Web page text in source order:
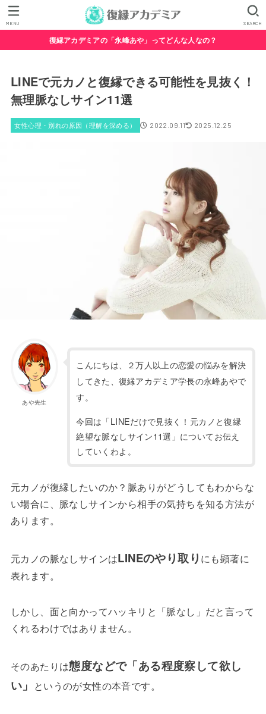
SEARCH
MENU
復縁アカデミアの「永峰あや」ってどんな人なの？
LINEで元カノと復縁できる可能性を見抜く！
無理脈なしサイン11選
女性心理・別れの原因（理解を深める） 2022.09.11 2025.12.25
あや先生
こんにちは、２万人以上の恋愛の悩みを解決
してきた、復縁アカデミア学長の永峰あやで
す。
今回は「LINEだけで見抜く！元カノと復縁
絶望な脈なしサイン11選」についてお伝え
していくわよ。
元カノが復縁したいのか？脈ありがどうしてもわからな
い場合に、脈なしサインから相手の気持ちを知る方法が
あります。
元カノの脈なしサインはLINEのやり取り にも顕著に
表れます。
しかし、面と向かってハッキリと「脈なし」だと言って
くれるわけではありません。
そのあたりは態度などで「ある程度察して欲し
い」 というのが女性の本音です。